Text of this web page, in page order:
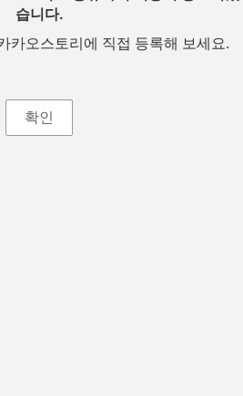
습니다.
카오스토리에 직접 등록해 보세요.
확인